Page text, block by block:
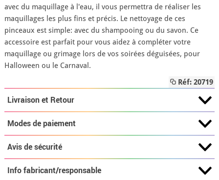
avec du maquillage à l'eau, il vous permettra de réaliser les
maquillages les plus fins et précis. Le nettoyage de ces
pinceaux est simple: avec du shampooing ou du savon. Ce
accessoire est parfait pour vous aidez à compléter votre
maquillage ou grimage lors de vos soirées déguisées, pour
Halloween ou le Carnaval.
Réf: 20719
Livraison et Retour
Modes de paiement
Avis de sécurité
Info fabricant/responsable